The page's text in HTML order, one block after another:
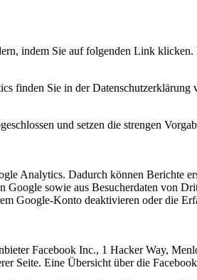
indem Sie auf folgenden Link
finden Sie in der
und setzen die strengen
Analytics. Dadurch können Berichte
Google sowie aus Besucherdaten von
Google-Konto deaktivieren oder die
Facebook Inc., 1 Hacker Way,
Seite. Eine Übersicht über die